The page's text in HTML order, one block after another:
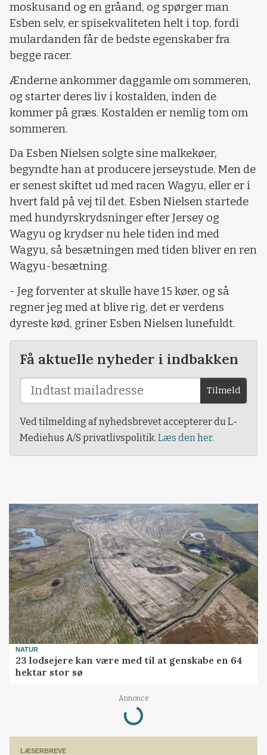
moskusand og en gråand, og spørger man
Esben selv, er spisekvaliteten helt i top, fordi
mulardanden får de bedste egenskaber fra
begge racer.
Ænderne ankommer daggamle om sommeren,
og starter deres liv i kostalden, inden de
kommer på græs. Kostalden er nemlig tom om
sommeren.
Da Esben Nielsen solgte sine malkekøer,
begyndte han at producere jerseystude. Men de
er senest skiftet ud med racen Wagyu, eller er i
hvert fald på vej til det. Esben Nielsen startede
med hundyrskrydsninger efter Jersey og
Wagyu og krydser nu hele tiden ind med
Wagyu, så besætningen med tiden bliver en ren
Wagyu-besætning.
- Jeg forventer at skulle have 15 køer, og så
regner jeg med at blive rig, det er verdens
dyreste kød, griner Esben Nielsen lunefuldt.
Få aktuelle nyheder i indbakken
Tilmeld
Ved tilmelding af nyhedsbrevet accepterer du L-
Mediehus A/S privatlivspolitik. Læs den her.
NATUR
23 lodsejere kan være med til at genskabe en 64
hektar stor sø
Annonce
Loading...
LÆSERBREVE